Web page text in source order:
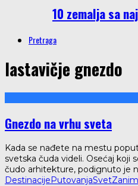
10 zemalja sa
Pretraga
lastavičje gnezdo
Gnezdo na vrhu sveta
Kada se nađete na mestu
svetska čuda videli. Osećaj koji
čudo arhitekture, podignuto je
DestinacijePutovanjaSvet